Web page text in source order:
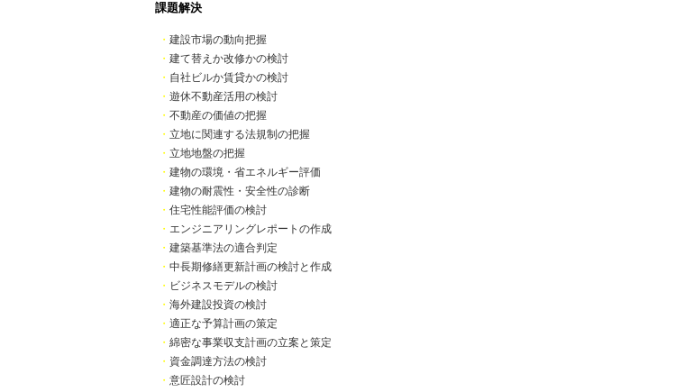
課題解決
・ 建設市場の動向把握
・ 建て替えか改修かの検討
・ 自社ビルか賃貸かの検討
・ 遊休不動産活用の検討
・ 不動産の価値の把握
・ 立地に関連する法規制の把握
・ 立地地盤の把握
・ 建物の環境・省エネルギー評価
・ 建物の耐震性・安全性の診断
・ 住宅性能評価の検討
・ エンジニアリングレポートの作成
・ 建築基準法の適合判定
・ 中長期修繕更新計画の検討と作成
・ ビジネスモデルの検討
・ 海外建設投資の検討
・ 適正な予算計画の策定
・ 綿密な事業収支計画の立案と策定
・ 資金調達方法の検討
・ 意匠設計の検討